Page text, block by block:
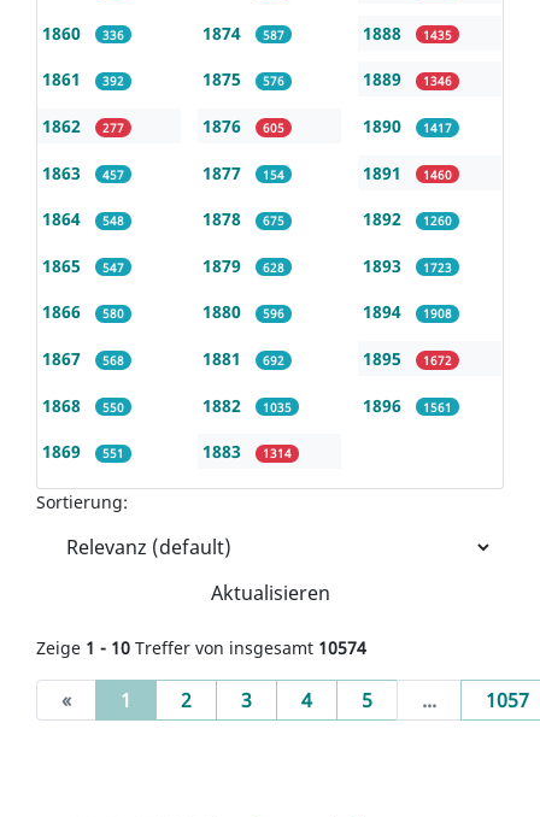
1860 336
1861 392
1862 277
1863 457
1864 548
1865 547
1866 580
1867 568
1868 550
1869 551
1874 587
1875 576
1876 605
1877 154
1878 675
1879 628
1880 596
1881 692
1882 1035
1883 1314
1888 1435
1889 1346
1890 1417
1891 1460
1892 1260
1893 1723
1894 1908
1895 1672
1896 1561
Sortierung:
Aktualisieren
Zeige 1 - 10 Treffer von insgesamt 10574
« 1 (current)
2 3 4 5 ... 1057